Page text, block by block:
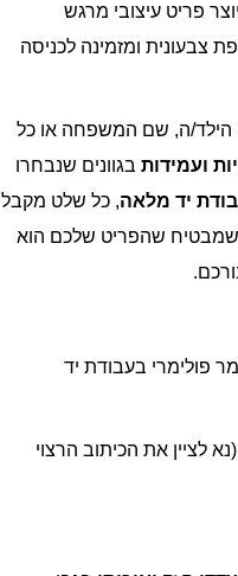
פריט עיצובי מרגש
צבעונית ומזמינה לכניסה
ה, שם המשפחה או כל
ועמידות בגוונים שנבחרו
יד מלאה, כל שלט מקבל
שמבטיח שהפריט שלכם הוא
פולימרי בעבודת יד
לציין את הכיתוב הרצוי